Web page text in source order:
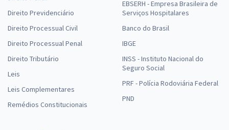
Direito Previdenciário
Direito Processual Civil
Direito Processual Penal
Direito Tributário
Leis
Leis Complementares
Remédios Constitucionais
EBSERH - Empresa Brasileira de
Serviços Hospitalares
Banco do Brasil
IBGE
INSS - Instituto Nacional do
Seguro Social
PRF - Polícia Rodoviária Federal
PND